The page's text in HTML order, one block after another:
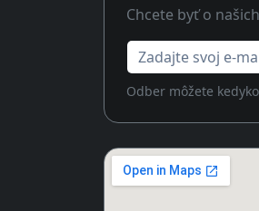
Chcete byť o
Zadajte svoj e-mail
Odber môžete